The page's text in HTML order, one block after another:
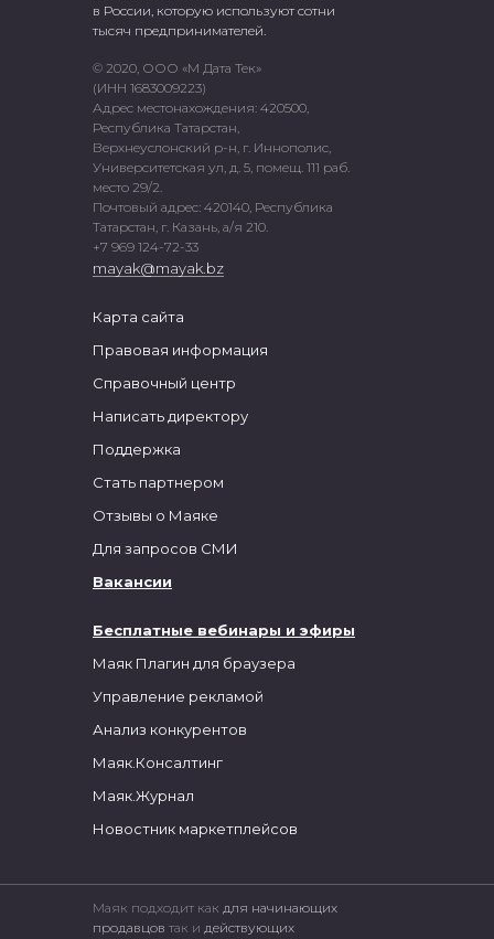
в России, которую используют сотни
тысяч предпринимателей.
© 2020, ООО «М Дата Тек»
(ИНН 1683009223)
Адрес местонахождения: 420500,
Республика Татарстан,
Верхнеуслонский р-н, г. Иннополис,
Университетская ул, д. 5, помещ. 111 раб.
место 29/2.
Почтовый адрес: 420140, Республика
Татарстан, г. Казань, а/я 210.
+7 969 124-72-33
mayak@mayak.bz
Бесплатные вебинары и эфиры
Маяк Плагин для браузера
Управление рекламой
Анализ конкурентов
Маяк.Консалтинг
Маяк.Журнал
Новостник маркетплейсов
Карта сайта
Правовая информация
Справочный центр
Написать директору
Поддержка
Стать партнером
Отзывы о Маяке
Для запросов СМИ
Вакансии
Маяк подходит как для начинающих
продавцов так и действующих